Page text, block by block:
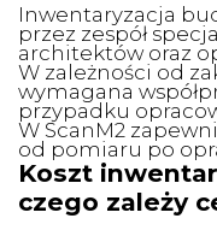
Inwentaryzacja
przez zespół
architektów oraz
W zależności od
wymagana
przypadku
W ScanM2
od pomiaru po
Koszt
czego zależy